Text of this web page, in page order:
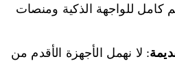
كامل للواجهة الذكية ومنصات
: لا نهمل الأجهزة الأقدم من